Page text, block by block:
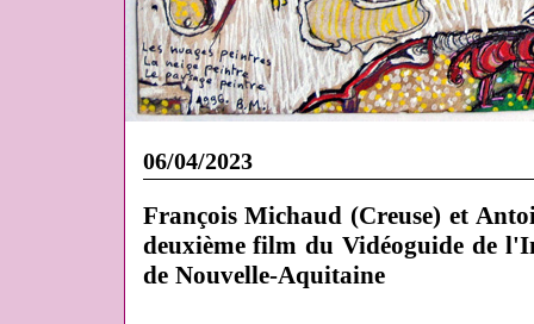
06/04/2023
François Michaud (Creuse) et
deuxième film du Vidéoguide de
de Nouvelle-Aquitaine